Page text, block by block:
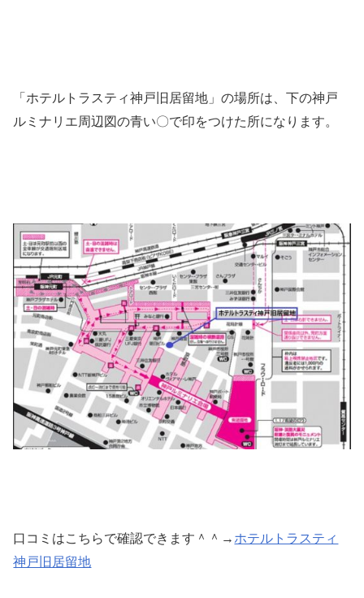
「ホテルトラスティ神戸旧居留地」の場所は、下の神戸
ルミナリエ周辺図の青い〇で印をつけた所になります。
口コミはこちらで確認できます＾＾→ ホテルトラスティ
神戸旧居留地